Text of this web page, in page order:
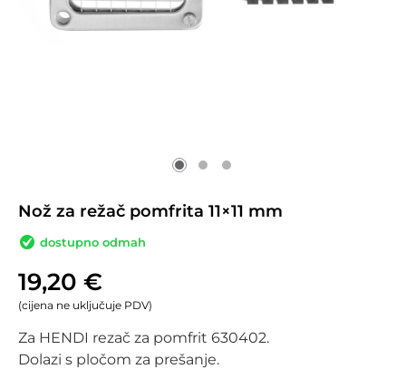
Nož za režač pomfrita 11×11 mm
dostupno odmah
19,20 €
(cijena ne uključuje PDV)
Za HENDI rezač za pomfrit 630402.
Dolazi s pločom za prešanje.